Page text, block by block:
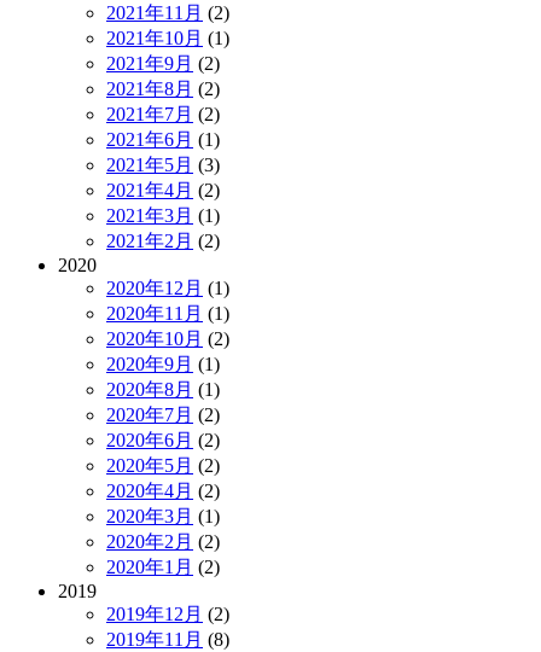
2021年11月 (2)
2021年10月 (1)
2021年9月 (2)
2021年8月 (2)
2021年7月 (2)
2021年6月 (1)
2021年5月 (3)
2021年4月 (2)
2021年3月 (1)
2021年2月 (2)
2020
2020年12月 (1)
2020年11月 (1)
2020年10月 (2)
2020年9月 (1)
2020年8月 (1)
2020年7月 (2)
2020年6月 (2)
2020年5月 (2)
2020年4月 (2)
2020年3月 (1)
2020年2月 (2)
2020年1月 (2)
2019
2019年12月 (2)
2019年11月 (8)